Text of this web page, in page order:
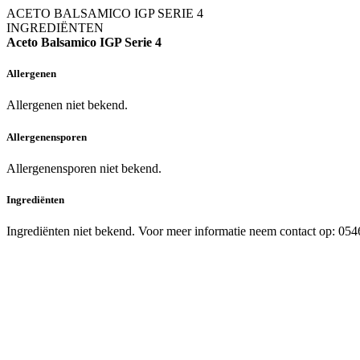
ACETO BALSAMICO IGP SERIE 4
INGREDIËNTEN
Aceto Balsamico IGP Serie 4
Allergenen
Allergenen niet bekend.
Allergenensporen
Allergenensporen niet bekend.
Ingrediënten
Ingrediënten niet bekend. Voor meer informatie neem contact op: